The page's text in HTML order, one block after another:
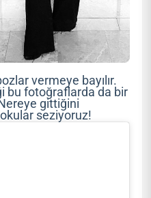
vermeye bayılır.
bu fotoğraflarda da bir
gittiğini
seziyoruz!